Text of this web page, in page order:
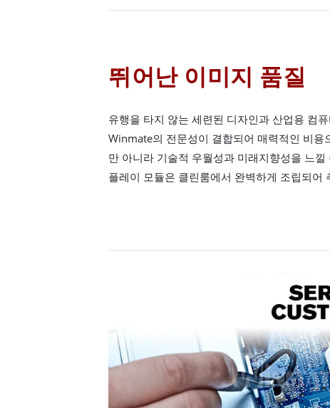
뛰어난 이미지 품질
유행을 타지 않는 세련된 디자인과 산업용 컴
Winmate의 전문성이 결합되어 매력적인 비용
만 아니라 기술적 우월성과 미래지향성을 느
플레이 모듈은 클린룸에서 완벽하게 조립되어